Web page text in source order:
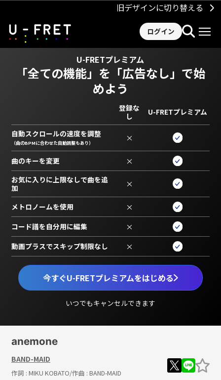
旧デザインに切り替える
ログイン
U-FRETプレミアム
「全ての機能」を 「広告なし」で始
めよう
今すぐU-FRETプレミアムをはじめる
いつでもキャンセルできます
登録な
し
U-FRETプレミアム
自動スクロールの速度を調整
（曲のBPMに合わせた自動調整もあり） ×
曲のキーを変更 ×
お気に入りに上限なしで曲を追
加
×
メトロノームを使用 ×
コード譜を自分用に編集 ×
動画プラスでスキップ制限なし ×
anemone
BAND-MAID
作詞 : MIKU KOBATO/作曲 : BAND-MAID